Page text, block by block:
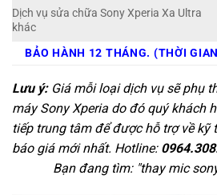
Dịch vụ sửa chữa Sony Xperia Xa Ultra
khác
BẢO HÀNH 12 THÁNG. (THỜI
Lưu ý:Giá mỗi loại dịch vụ sẽ phụ
máy Sony Xperia do đó quý khách
tiếp trung tâm để được hỗ trợ về
báo giá mới nhất. Hotline:
Bạn đang tìm: "thay mic